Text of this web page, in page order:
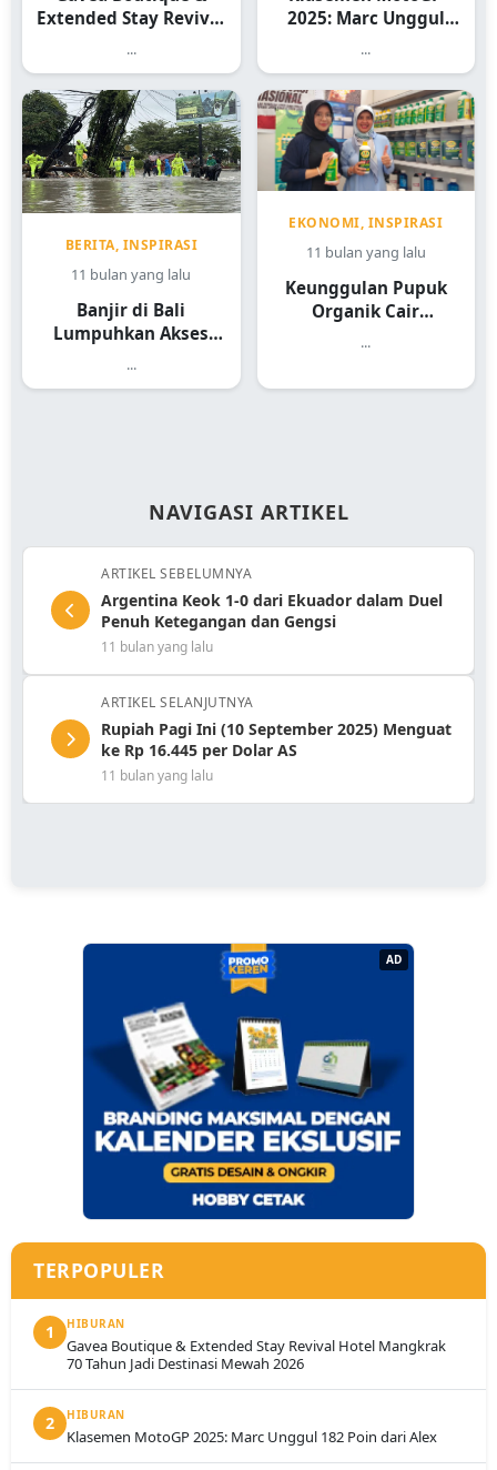
Extended Stay Revival
Mewah 2026
...
2025: Marc Unggul
...
BERITA, INSPIRASI
11 bulan yang lalu
Banjir di Bali
Lumpuhkan Akses
...
EKONOMI, INSPIRASI
11 bulan yang lalu
Keunggulan Pupuk
Organik Cair
...
NAVIGASI ARTIKEL
ARTIKEL SEBELUMNYA
Argentina Keok 1-0 dari Ekuador dalam Duel
Penuh Ketegangan dan Gengsi
11 bulan yang lalu
ARTIKEL SELANJUTNYA
Rupiah Pagi Ini (10 September 2025) Menguat
ke Rp 16.445 per Dolar AS
11 bulan yang lalu
AD
TERPOPULER
1 HIBURAN
Gavea Boutique & Extended Stay Revival Hotel Mangkrak
70 Tahun Jadi Destinasi Mewah 2026
2 HIBURAN
Klasemen MotoGP 2025: Marc Unggul 182 Poin dari Alex